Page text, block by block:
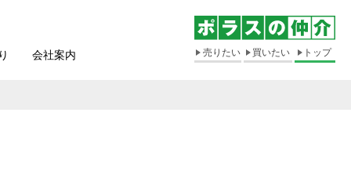
会社案内 売りたい 買いたい トップ